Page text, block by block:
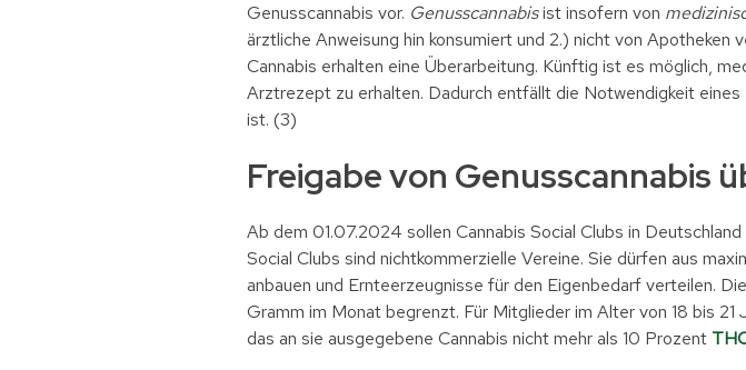
Genusscannabis vor. Genusscannabisist insofern von
ärztliche Anweisung hin konsumiert und 2.) nicht von Apotheken
Cannabis erhalten eine Überarbeitung. Künftig ist es möglich,
Arztrezept zu erhalten. Dadurch entfällt die Notwendigkeit
ist. (3)
Freigabe von Genusscannabis
Ab dem 01.07.2024 sollen Cannabis Social Clubs in
Social Clubs sind nichtkommerzielle Vereine. Sie dürfen aus
anbauen und Ernteerzeugnisse für den Eigenbedarf verteilen.
Gramm im Monat begrenzt. Für Mitglieder im Alter von 18 bis
das an sie ausgegebene Cannabis nicht mehr als 10 Prozent